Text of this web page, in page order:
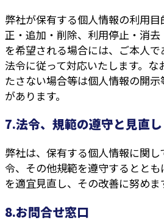
弊社が保有する個人情報の利用
正・追加・削除、利用停止・消
を希望される場合には、ご本人で
法令に従って対応いたします。
たさない場合等は個人情報の開
があります。
7.法令、規範の遵守と見直し
弊社は、保有する個人情報に関
令、その他規範を遵守するとと
を適宜見直し、その改善に努めま
8.お問合せ窓口